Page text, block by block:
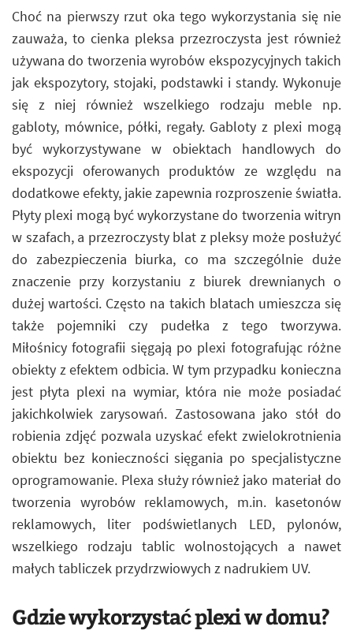
Choć na pierwszy rzut oka tego wykorzystania się nie
zauważa, to cienka pleksa przezroczysta jest również
używana do tworzenia wyrobów ekspozycyjnych takich
jak ekspozytory, stojaki, podstawki i standy. Wykonuje
się z niej również wszelkiego rodzaju meble np.
gabloty, mównice, półki, regały. Gabloty z plexi mogą
być wykorzystywane w obiektach handlowych do
ekspozycji oferowanych produktów ze względu na
dodatkowe efekty, jakie zapewnia rozproszenie światła.
Płyty plexi mogą być wykorzystane do tworzenia witryn
w szafach, a przezroczysty blat z pleksy może posłużyć
do zabezpieczenia biurka, co ma szczególnie duże
znaczenie przy korzystaniu z biurek drewnianych o
dużej wartości. Często na takich blatach umieszcza się
także pojemniki czy pudełka z tego tworzywa.
Miłośnicy fotografii sięgają po plexi fotografując różne
obiekty z efektem odbicia. W tym przypadku konieczna
jest płyta plexi na wymiar, która nie może posiadać
jakichkolwiek zarysowań. Zastosowana jako stół do
robienia zdjęć pozwala uzyskać efekt zwielokrotnienia
obiektu bez konieczności sięgania po specjalistyczne
oprogramowanie. Plexa służy również jako materiał do
tworzenia wyrobów reklamowych, m.in. kasetonów
reklamowych, liter podświetlanych LED, pylonów,
wszelkiego rodzaju tablic wolnostojących a nawet
małych tabliczek przydrzwiowych z nadrukiem UV.
Gdzie wykorzystać plexi w domu?